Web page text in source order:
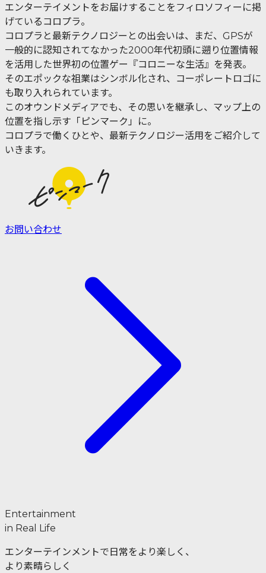
エンターテイメントをお届けすることをフィロソフィーに掲
げているコロプラ。
コロプラと最新テクノロジーとの出会いは、まだ、GPSが
一般的に認知されてなかった2000年代初頭に遡り位置情報
を活用した世界初の位置ゲー『コロニーな生活』を発表。
そのエポックな祖業はシンボル化され、コーポレートロゴに
も取り入れられています。
このオウンドメディアでも、その思いを継承し、マップ上の
位置を指し示す「ピンマーク」に。
コロプラで働くひとや、最新テクノロジー活用をご紹介して
いきます。
お問い合わせ
Entertainment
in Real Life
エンターテインメントで日常をより楽しく、
より素晴らしく